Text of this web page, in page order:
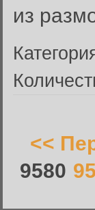
из
<<
9580